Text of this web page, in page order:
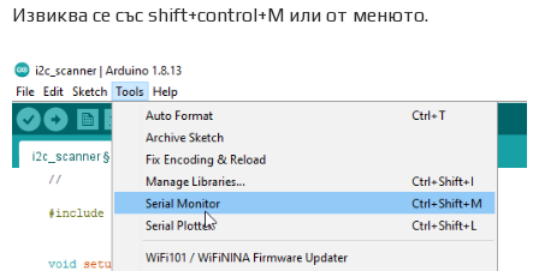
Извиква се със shift+control+M или от менюто.